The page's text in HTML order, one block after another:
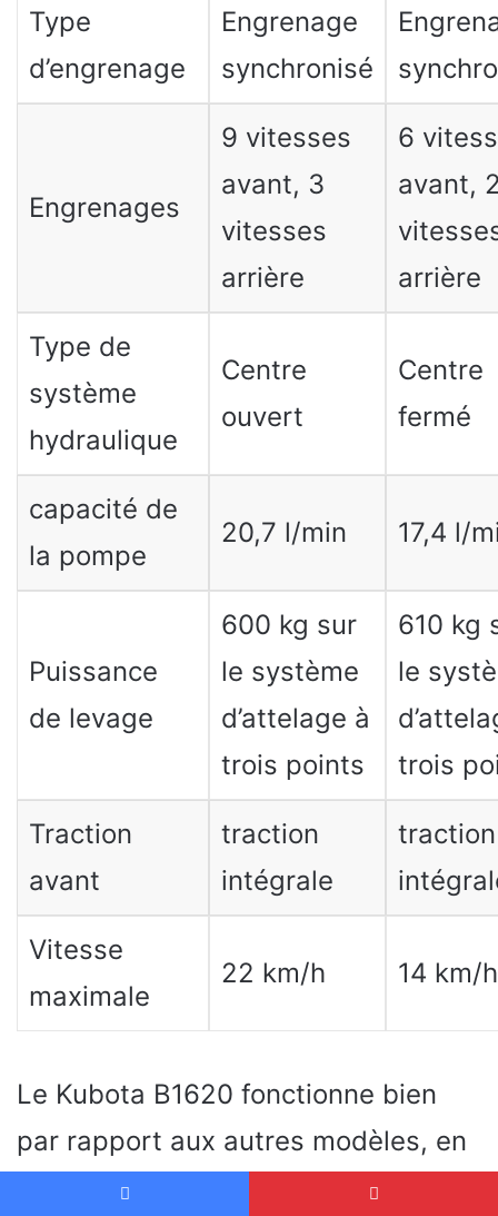
Type
d’engrenage
Engrenage
synchronisé
Engrenages
9 vitesses
avant, 3
vitesses
arrière
6
avant,
arrière
Type de
système
hydraulique
Centre
ouvert
Centre
fermé
capacité de
la pompe
20,7 l/min 17,4 l/
Puissance
de levage
600 kg sur
le système
d’attelage à
trois points
610 kg
le
trois
Traction
avant
traction
intégrale
traction
Vitesse
maximale
22 km/h 14 km/h
Le Kubota B1620 fonctionne bien
par rapport aux autres modèles, en
particulier le plus petit modèle